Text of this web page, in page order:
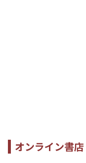
オンライン書店